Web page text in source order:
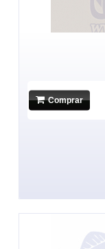
Comprar